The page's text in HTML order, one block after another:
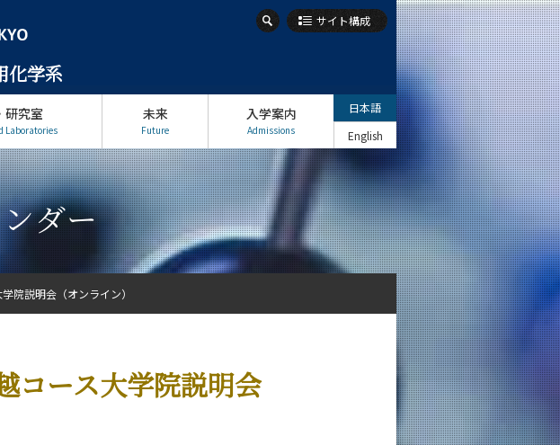
化学系
サイト構成
研究室
Laboratories
未来
Future
入学案内
Admissions
日本語
English
ダー
コース大学院説明会
院説明会（オンライン）